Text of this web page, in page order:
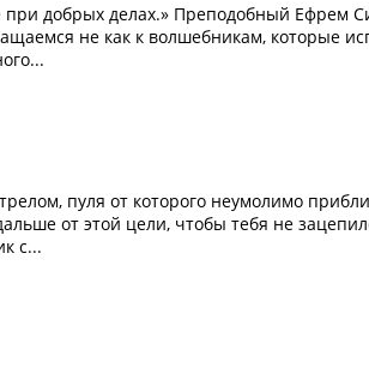
при добрых делах.» Преподобный Ефрем
не как к волшебникам, которые
пуля от которого неумолимо
от этой цели, чтобы тебя не
с...